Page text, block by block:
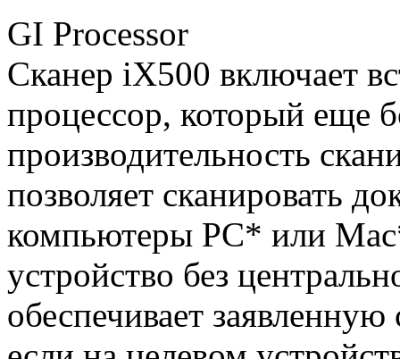
GI Processor
Сканер iX500 включает
процессор, который еще
производительность
позволяет сканировать
компьютеры PC* или
устройство без
обеспечивает